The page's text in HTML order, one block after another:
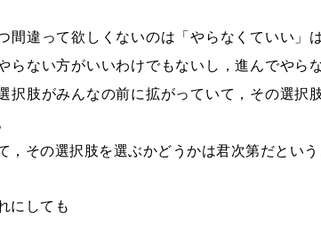
間違って欲しくないのは「やらなくていい」
らない方がいいわけでもないし，進んでやら
択肢がみんなの前に拡がっていて，その選択
，その選択肢を選ぶかどうかは君次第だという
にしても